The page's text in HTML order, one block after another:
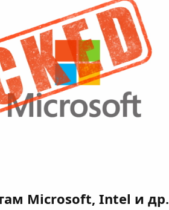
Microsoft, Intel и др.